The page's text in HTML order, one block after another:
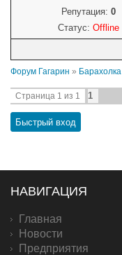
Репутация: 0
Статус: Offline
Форум Гагарин » Барахолка
Страница 1 из 1 1
НАВИГАЦИЯ
Главная
Новости
Предприятия